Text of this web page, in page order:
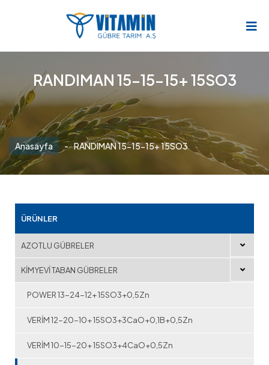
RANDIMAN 15-15-15+ 15SO3
Anasayfa - RANDIMAN 15-15-15+ 15SO3
ÜRÜNLER
AZOTLU GÜBRELER
KİMYEVİ TABAN GÜBRELER
POWER 13-24-12+ 15SO3+0,5Zn
VERİM 12-20-10+ 15SO3+3CaO+0,1B+0,5Zn
VERİM 10-15-20+ 15SO3+4CaO+0,5Zn